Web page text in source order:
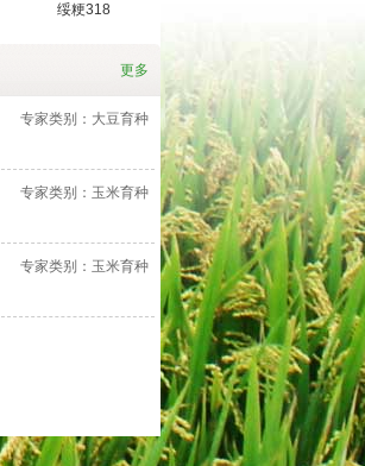
绥粳318
更多
专家类别：大豆育种
专家类别：玉米育种
专家类别：玉米育种